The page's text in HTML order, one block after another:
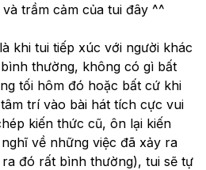
trầm cảm của tui đây ^^
khi tui tiếp xúc với người khác
thường, không có gì bất
tối hôm đó hoặc bất cứ khi
trí vào bài hát tích cực vui
kiến thức cũ, ôn lại kiến
về những việc đã xảy ra
đó rất bình thường), tui sẽ tự